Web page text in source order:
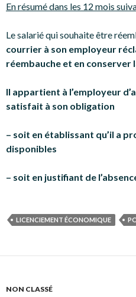
En résumé dans les 12 mois
Le salarié qui souhaite être
courrier à son employeur
réembauche et en conserver
Il appartient à l’employeur
satisfait à son obligation
– soit en établissant qu’il a
disponibles
– soit en justifiant de
LICENCIEMENT ÉCONOMIQUE
NON CLASSÉ